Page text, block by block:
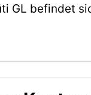
GL befindet